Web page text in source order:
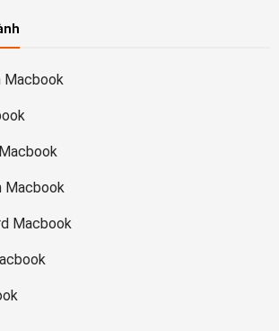
Macbook
Macbook
Macbook